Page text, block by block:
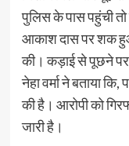
पुलिस के पास पहुंची
आकाश दास पर शक
की। कड़ाई से पूछने
नेहा वर्मा ने बताया कि,
की है। आरोपी को
जारी है।